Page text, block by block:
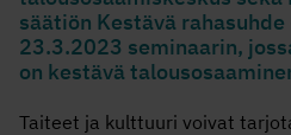
säätiön Kestävä
23.3.2023 seminaarin,
on kestävä
Taiteet ja kulttuuri voivat